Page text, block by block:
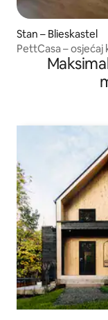
Stan – Blieskastel
PettCasa – osjećaj